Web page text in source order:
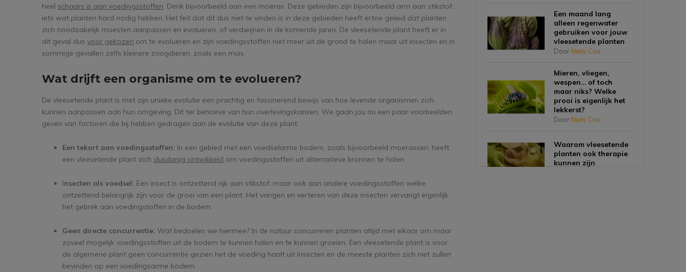
heel schaars is aan voedingsstoffen. Denk bijvoorbeeld aan een moeras. Deze gebieden zijn bijvoorbeeld arm aan stikstof,
iets wat planten hard nodig hebben. Het feit dat dit dus niet te vinden is in deze gebieden heeft ertoe geleid dat planten
zich noodzakelijk moesten aanpassen en evolueren, of verdwijnen in de komende jaren. De vleesetende plant heeft er in
dit geval dus voor gekozen om te evolueren en zijn voedingsstoffen niet meer uit de grond te halen maar uit insecten en in
sommige gevallen zelfs kleinere zoogdieren, zoals een muis.
Wat drijft een organisme om te evolueren?
De vleesetende plant is met zijn unieke evolutie een prachtig en fascinerend bewijs van hoe levende organismen zich
kunnen aanpassen aan hun omgeving. Dit ter behoeve van hun overlevingskansen. We gaan jou nu een paar voorbeelden
geven van factoren die bij hebben gedragen aan de evolutie van deze plant.
Een tekort aan voedingsstoffen: In een gebied met een voedselarme bodem, zoals bijvoorbeeld moerassen, heeft
een vleesetende plant zich dusdanig ontwikkeld om voedingsstoffen uit alternatieve bronnen te halen.
Insecten als voedsel: Een insect is ontzettend rijk aan stikstof, maar ook aan andere voedingsstoffen welke
ontzettend belangrijk zijn voor de groei van een plant. Het vangen en verteren van deze insecten vervangt eigenlijk
het gebrek aan voedingstoffen in de bodem.
Geen directe concurrentie: Wat bedoelen we hiermee? In de natuur concurreren planten altijd met elkaar om maar
zoveel mogelijk voedingsstoffen uit de bodem te kunnen halen en te kunnen groeien. Een vleesetende plant is voor
de algemene plant geen concurrentie gezien het de voeding haalt uit insecten en de meeste planten zich niet zullen
bevinden op een voedingsarme bodem.
Een maand lang
alleen regenwater
gebruiken voor jouw
vleesetende planten
Door Niels Cox
Mieren, vliegen,
wespen… of toch
maar niks? Welke
prooi is eigenlijk het
lekkerst?
Door Niels Cox
Waarom vleesetende
planten ook therapie
kunnen zijn